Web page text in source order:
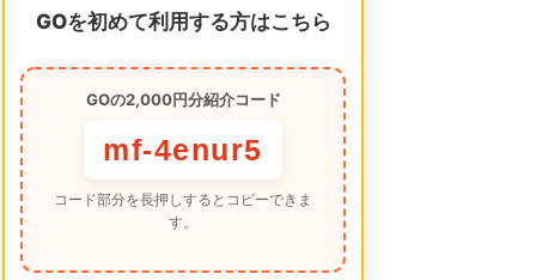
GOを初めて利用する方はこちら
GOの2,000円分紹介コード
mf-4enur5
コード部分を長押しするとコピーできま
す。